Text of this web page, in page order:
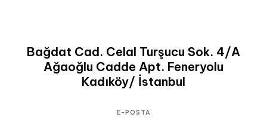
Bağdat Cad. Celal Turşucu Sok. 4/A
Ağaoğlu Cadde Apt. Feneryolu
Kadıköy/ İstanbul
E-POSTA